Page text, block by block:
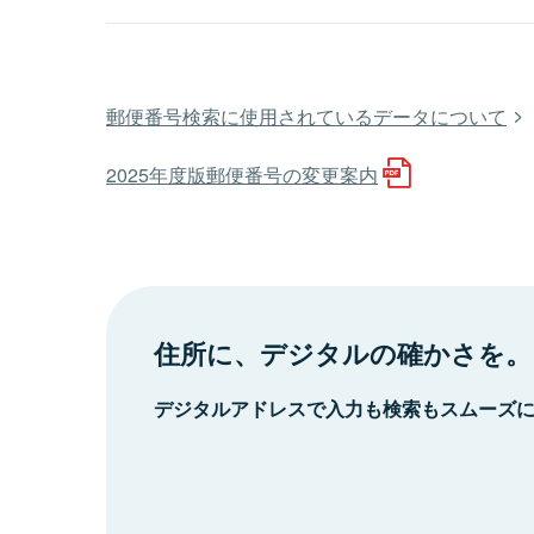
郵便番号検索に使用されているデータについて
2025年度版郵便番号の変更案内
住所に、デジタルの確かさを。
デジタルアドレスで入力も検索もスムーズ